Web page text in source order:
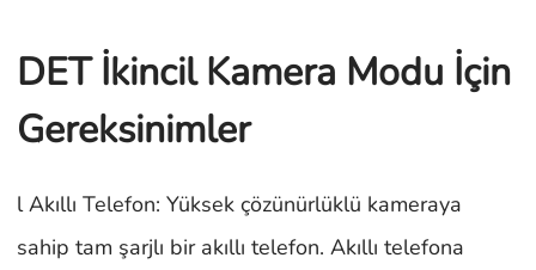
DET İkincil Kamera Modu İçin
Gereksinimler
l Akıllı Telefon: Yüksek çözünürlüklü kameraya
sahip tam şarjlı bir akıllı telefon. Akıllı telefona